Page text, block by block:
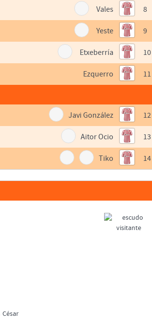
8
Vales
9
Yeste
10
Etxeberría
11
Ezquerro
12
Javi González
13
Aitor Ocio
14
Tiko
César